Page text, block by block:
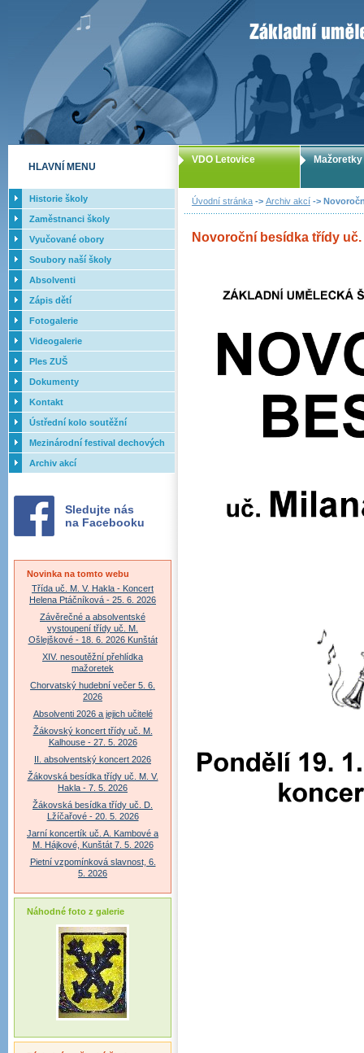
ZUŠ Letovice
Úvodní stránka -> Archiv akcí ->
Novoroční besídka třídy uč.
VDO Letovice Mažoretky
HLAVNÍ MENU
Historie školy
Zaměstnanci školy
Vyučované obory
Soubory naší školy
Absolventi
Zápis dětí
Fotogalerie
Videogalerie
Ples ZUŠ
Dokumenty
Kontakt
Ústřední kolo soutěžní
přehlídky dechových orchestrů
ZUŠ - 2017
Mezinárodní festival dechových
orchestrů - Letovice
Archiv akcí
Sledujte nás
na Facebooku
Novinka na tomto webu
Třída uč. M. V. Hakla - Koncert
Helena Ptáčníková - 25. 6. 2026
Závěrečné a absolventské
vystoupení třídy uč. M.
Ošlejškové - 18. 6. 2026 Kunštát
XIV. nesoutěžní přehlídka
mažoretek
Chorvatský hudební večer 5. 6.
2026
Absolventi 2026 a jejich učitelé
Žákovský koncert třídy uč. M.
Kalhouse - 27. 5. 2026
II. absolventský koncert 2026
Žákovská besídka třídy uč. M. V.
Hakla - 7. 5. 2026
Žákovská besídka třídy uč. D.
Lžíčařové - 20. 5. 2026
Jarní koncertík uč. A. Kambové a
M. Hájkové, Kunštát 7. 5. 2026
Pietní vzpomínková slavnost, 6.
5. 2026
Náhodné foto z galerie